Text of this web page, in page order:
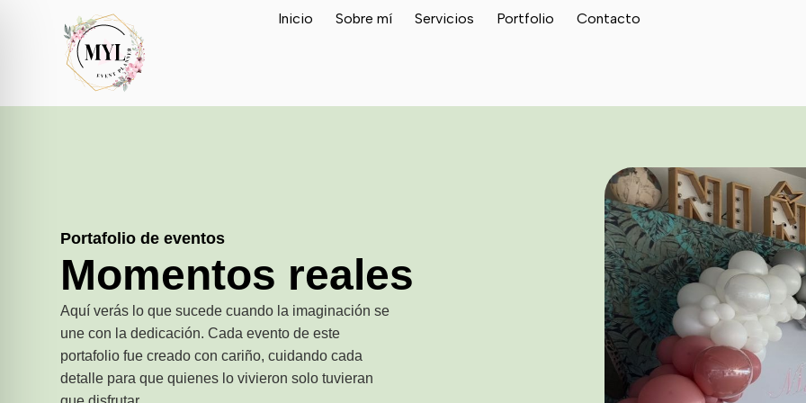
Inicio Sobre mí Servicios Portfolio Contacto
Portafolio de eventos
Momentos reales
Aquí verás lo que sucede cuando la imaginación se
une con la dedicación. Cada evento de este
portafolio fue creado con cariño, cuidando cada
detalle para que quienes lo vivieron solo tuvieran